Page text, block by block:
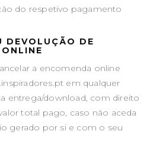
do respetivo pagamento
DEVOLUÇÃO DE
a encomenda online
em qualquer
entrega/download, com direito
total pago, caso não aceda
gerado por si e com o seu